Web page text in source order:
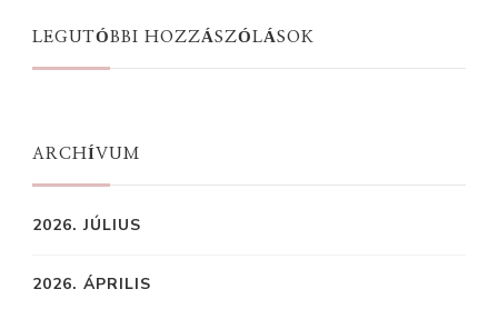
LEGUTÓBBI HOZZÁSZÓLÁSOK
ARCHÍVUM
2026. JÚLIUS
2026. ÁPRILIS